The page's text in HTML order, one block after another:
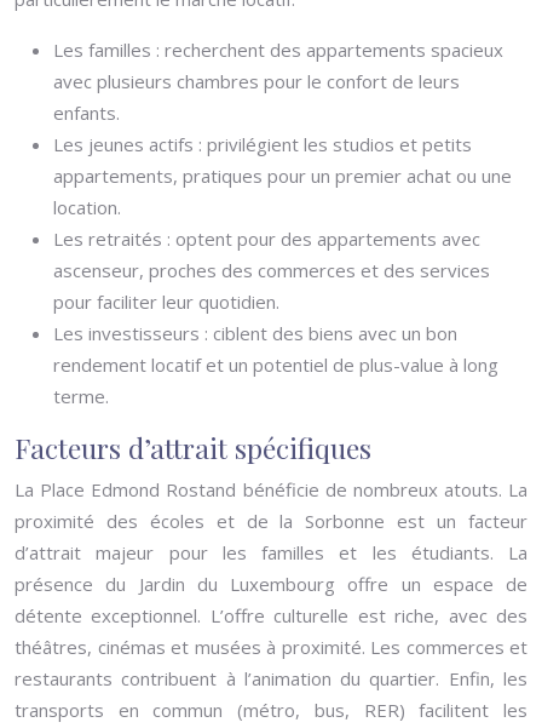
Les familles : recherchent des appartements spacieux
avec plusieurs chambres pour le confort de leurs
enfants.
Les jeunes actifs : privilégient les studios et petits
appartements, pratiques pour un premier achat ou une
location.
Les retraités : optent pour des appartements avec
ascenseur, proches des commerces et des services
pour faciliter leur quotidien.
Les investisseurs : ciblent des biens avec un bon
rendement locatif et un potentiel de plus-value à long
terme.
Facteurs d’attrait spécifiques
La Place Edmond Rostand bénéficie de nombreux atouts. La
proximité des écoles et de la Sorbonne est un facteur
d’attrait majeur pour les familles et les étudiants. La
présence du Jardin du Luxembourg offre un espace de
détente exceptionnel. L’offre culturelle est riche, avec des
théâtres, cinémas et musées à proximité. Les commerces et
restaurants contribuent à l’animation du quartier. Enfin, les
transports en commun (métro, bus, RER) facilitent les